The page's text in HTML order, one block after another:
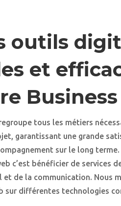
outils
et
Business
tous les métiers
garantissant une grande
sur le long
c’est bénéficier de services
et de la communication. Nous
sur différentes technologies